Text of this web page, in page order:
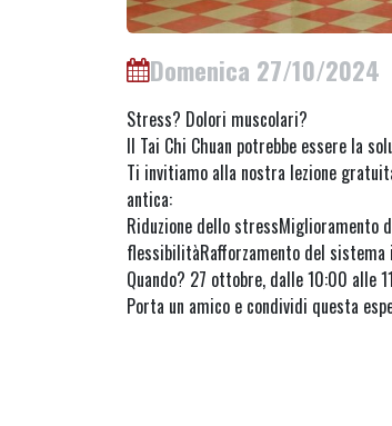
Domenica 27/10/2024
Stress? Dolori muscolari?
Il Tai Chi Chuan potrebbe essere la
Ti invitiamo alla nostra lezione
antica:
Riduzione dello stressMiglioramento
flessibilitàRafforzamento del
Quando? 27 ottobre, dalle 10:00 alle
Porta un amico e condividi questa